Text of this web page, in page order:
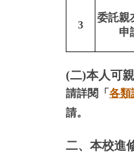
3
委託親
申
(二)本人可
請詳閱「 各類
請。
二、本校進